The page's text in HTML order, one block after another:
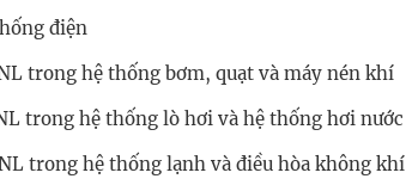
điện
trong hệ thống bơm, quạt và máy nén khí
trong hệ thống lò hơi và hệ thống hơi nước
trong hệ thống lạnh và điều hòa không khí